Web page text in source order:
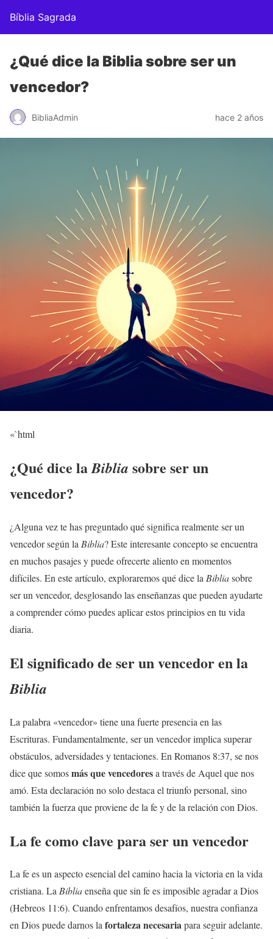
Bíblia Sagrada
¿Qué dice la Biblia sobre ser un
vencedor?
BibliaAdmin hace 2 años
«`html
¿Qué dice laBiblia sobre ser un
vencedor?
¿Alguna vez te has preguntado qué significa realmente ser un
vencedor según la Biblia? Este interesante concepto se encuentra
en muchos pasajes y puede ofrecerte aliento en momentos
difíciles. En este artículo, exploraremos qué dice la Bibliasobre
ser un vencedor, desglosando las enseñanzas que pueden ayudarte
a comprender cómo puedes aplicar estos principios en tu vida
diaria.
El significado de ser un vencedor en la
Biblia
La palabra «vencedor» tiene una fuerte presencia en las
Escrituras. Fundamentalmente, ser un vencedor implica superar
obstáculos, adversidades y tentaciones. En Romanos 8:37, se nos
dice que somosmás que vencedoresa través de Aquel que nos
amó. Esta declaración no solo destaca el triunfo personal, sino
también la fuerza que proviene de la fe y de la relación con Dios.
La fe como clave para ser un vencedor
La fe es un aspecto esencial del camino hacia la victoria en la vida
cristiana. LaBibliaenseña que sin fe es imposible agradar a Dios
(Hebreos 11:6). Cuando enfrentamos desafíos, nuestra confianza
en Dios puede darnos lafortaleza necesariapara seguir adelante.